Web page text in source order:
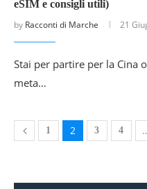
eSIM e consigli utili)
by Racconti di Marche 21
Stai per partire per la Cina
meta…
1 2 3 4